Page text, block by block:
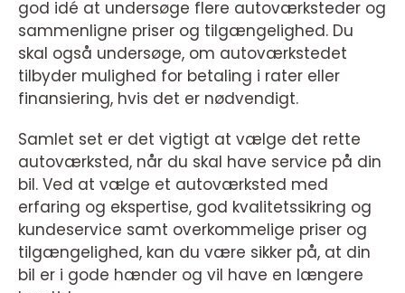
god idé at undersøge flere autoværksteder og
sammenligne priser og tilgængelighed. Du
skal også undersøge, om autoværkstedet
tilbyder mulighed for betaling i rater eller
finansiering, hvis det er nødvendigt.
Samlet set er det vigtigt at vælge det rette
autoværksted, når du skal have service på din
bil. Ved at vælge et autoværksted med
erfaring og ekspertise, god kvalitetssikring og
kundeservice samt overkommelige priser og
tilgængelighed, kan du være sikker på, at din
bil er i gode hænder og vil have en længere